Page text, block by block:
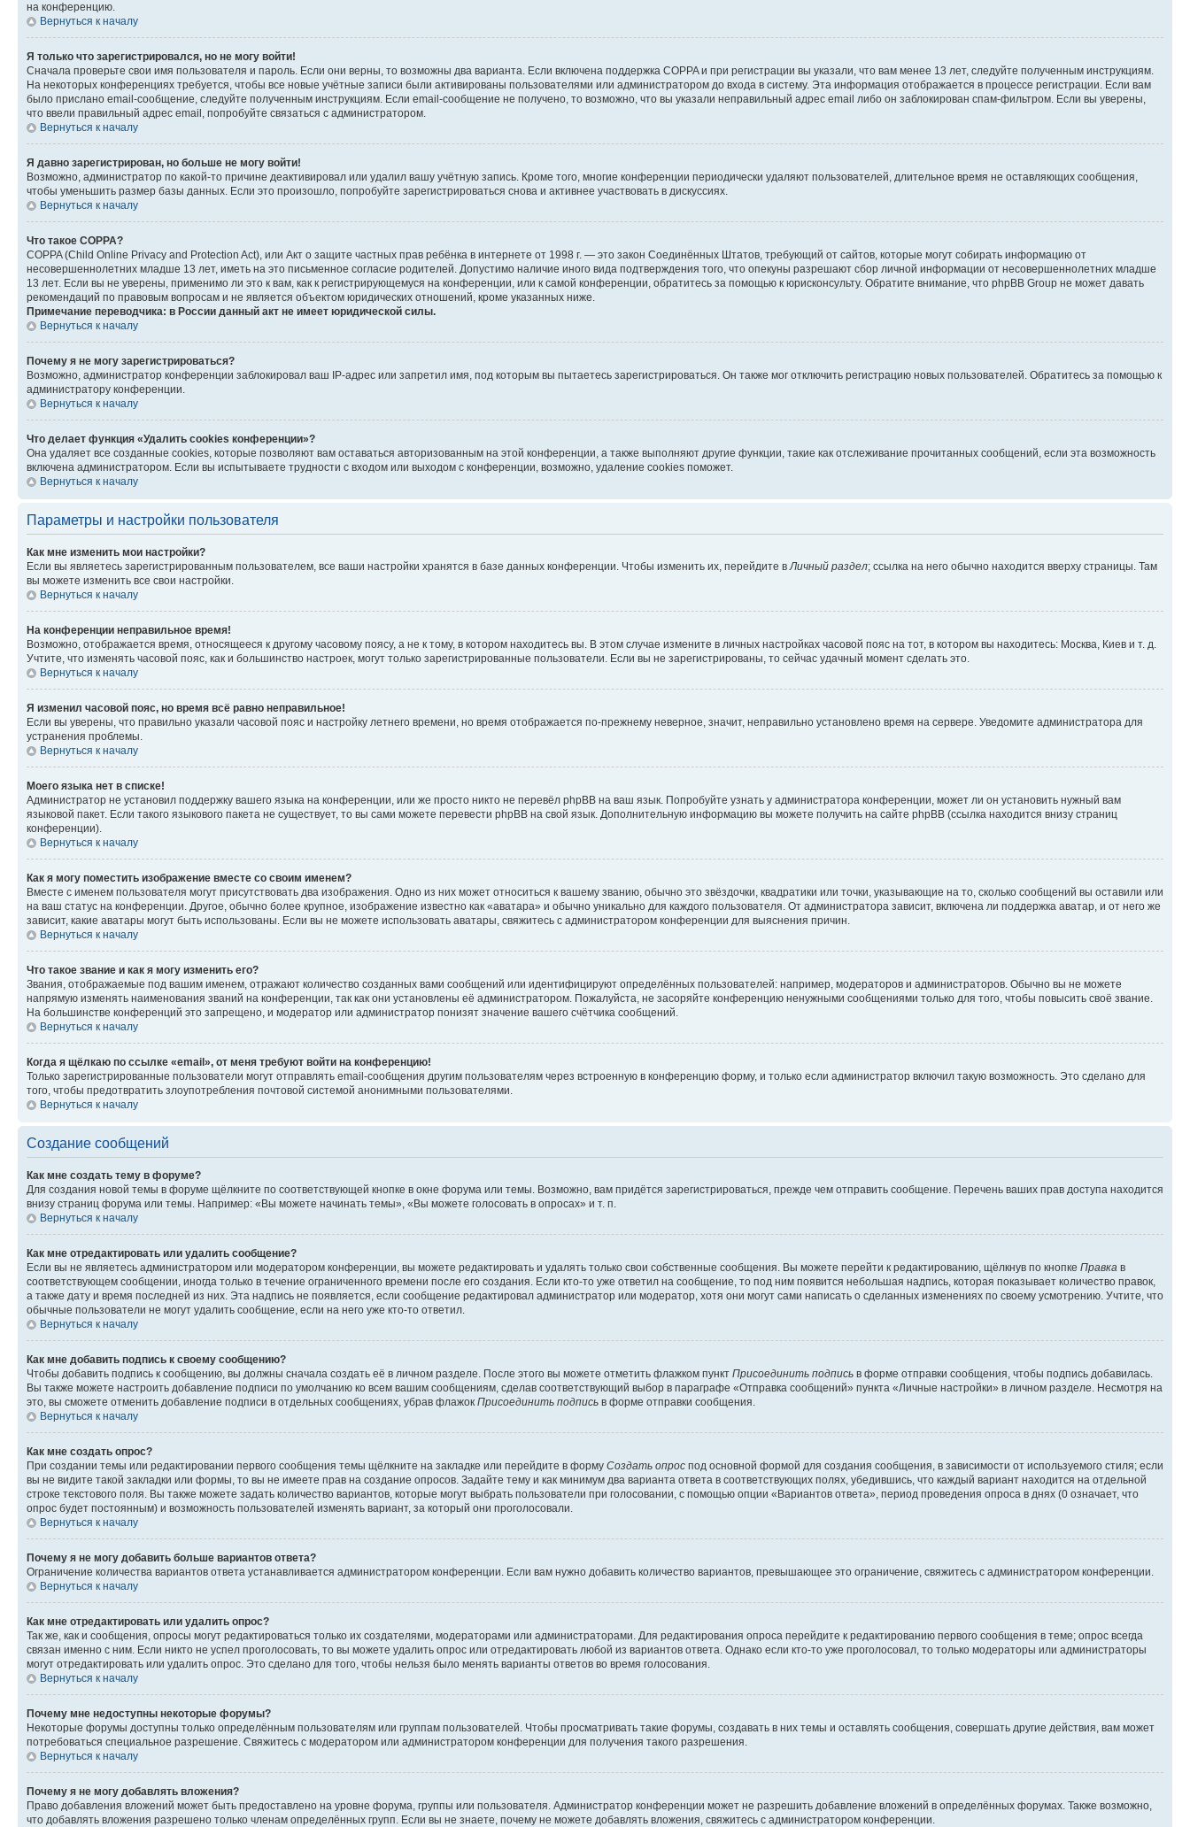
на конференцию.
Вернуться к началу
Я только что зарегистрировался, но не могу войти!
Сначала проверьте свои имя пользователя и пароль. Если они верны, то возможны два варианта. Если включена поддержка COPPA и при регистрации вы указали, что вам менее 13 лет, следуйте полученным инструкциям.
На некоторых конференциях требуется, чтобы все новые учётные записи были активированы пользователями или администратором до входа в систему. Эта информация отображается в процессе регистрации. Если вам
было прислано email-сообщение, следуйте полученным инструкциям. Если email-сообщение не получено, то возможно, что вы указали неправильный адрес email либо он заблокирован спам-фильтром. Если вы уверены,
что ввели правильный адрес email, попробуйте связаться с администратором.
Вернуться к началу
Я давно зарегистрирован, но больше не могу войти!
Возможно, администратор по какой-то причине деактивировал или удалил вашу учётную запись. Кроме того, многие конференции периодически удаляют пользователей, длительное время не оставляющих сообщения,
чтобы уменьшить размер базы данных. Если это произошло, попробуйте зарегистрироваться снова и активнее участвовать в дискуссиях.
Вернуться к началу
Что такое COPPA?
COPPA (Child Online Privacy and Protection Act), или Акт о защите частных прав ребёнка в интернете от 1998 г. — это закон Соединённых Штатов, требующий от сайтов, которые могут собирать информацию от
несовершеннолетних младше 13 лет, иметь на это письменное согласие родителей. Допустимо наличие иного вида подтверждения того, что опекуны разрешают сбор личной информации от несовершеннолетних младше
13 лет. Если вы не уверены, применимо ли это к вам, как к регистрирующемуся на конференции, или к самой конференции, обратитесь за помощью к юрисконсульту. Обратите внимание, что phpBB Group не может давать
рекомендаций по правовым вопросам и не является объектом юридических отношений, кроме указанных ниже.
Примечание переводчика: в России данный акт не имеет юридической силы.
Вернуться к началу
Почему я не могу зарегистрироваться?
Возможно, администратор конференции заблокировал ваш IP-адрес или запретил имя, под которым вы пытаетесь зарегистрироваться. Он также мог отключить регистрацию новых пользователей. Обратитесь за помощью к
администратору конференции.
Вернуться к началу
Что делает функция «Удалить cookies конференции»?
Она удаляет все созданные cookies, которые позволяют вам оставаться авторизованным на этой конференции, а также выполняют другие функции, такие как отслеживание прочитанных сообщений, если эта возможность
включена администратором. Если вы испытываете трудности с входом или выходом с конференции, возможно, удаление cookies поможет.
Вернуться к началу
Параметры и настройки пользователя
Как мне изменить мои настройки?
Если вы являетесь зарегистрированным пользователем, все ваши настройки хранятся в базе данных конференции. Чтобы изменить их, перейдите вЛичный раздел; ссылка на него обычно находится вверху страницы. Там
вы можете изменить все свои настройки.
Вернуться к началу
На конференции неправильное время!
Возможно, отображается время, относящееся к другому часовому поясу, а не к тому, в котором находитесь вы. В этом случае измените в личных настройках часовой пояс на тот, в котором вы находитесь: Москва, Киев и т. д.
Учтите, что изменять часовой пояс, как и большинство настроек, могут только зарегистрированные пользователи. Если вы не зарегистрированы, то сейчас удачный момент сделать это.
Вернуться к началу
Я изменил часовой пояс, но время всё равно неправильное!
Если вы уверены, что правильно указали часовой пояс и настройку летнего времени, но время отображается по-прежнему неверное, значит, неправильно установлено время на сервере. Уведомите администратора для
устранения проблемы.
Вернуться к началу
Моего языка нет в списке!
Администратор не установил поддержку вашего языка на конференции, или же просто никто не перевёл phpBB на ваш язык. Попробуйте узнать у администратора конференции, может ли он установить нужный вам
языковой пакет. Если такого языкового пакета не существует, то вы сами можете перевести phpBB на свой язык. Дополнительную информацию вы можете получить на сайте phpBB (ссылка находится внизу страниц
конференции).
Вернуться к началу
Как я могу поместить изображение вместе со своим именем?
Вместе с именем пользователя могут присутствовать два изображения. Одно из них может относиться к вашему званию, обычно это звёздочки, квадратики или точки, указывающие на то, сколько сообщений вы оставили или
на ваш статус на конференции. Другое, обычно более крупное, изображение известно как «аватара» и обычно уникально для каждого пользователя. От администратора зависит, включена ли поддержка аватар, и от него же
зависит, какие аватары могут быть использованы. Если вы не можете использовать аватары, свяжитесь с администратором конференции для выяснения причин.
Вернуться к началу
Что такое звание и как я могу изменить его?
Звания, отображаемые под вашим именем, отражают количество созданных вами сообщений или идентифицируют определённых пользователей: например, модераторов и администраторов. Обычно вы не можете
напрямую изменять наименования званий на конференции, так как они установлены её администратором. Пожалуйста, не засоряйте конференцию ненужными сообщениями только для того, чтобы повысить своё звание.
На большинстве конференций это запрещено, и модератор или администратор понизят значение вашего счётчика сообщений.
Вернуться к началу
Когда я щёлкаю по ссылке «email», от меня требуют войти на конференцию!
Только зарегистрированные пользователи могут отправлять email-сообщения другим пользователям через встроенную в конференцию форму, и только если администратор включил такую возможность. Это сделано для
того, чтобы предотвратить злоупотребления почтовой системой анонимными пользователями.
Вернуться к началу
Создание сообщений
Как мне создать тему в форуме?
Для создания новой темы в форуме щёлкните по соответствующей кнопке в окне форума или темы. Возможно, вам придётся зарегистрироваться, прежде чем отправить сообщение. Перечень ваших прав доступа находится
внизу страниц форума или темы. Например: «Вы можете начинать темы», «Вы можете голосовать в опросах» и т. п.
Вернуться к началу
Как мне отредактировать или удалить сообщение?
Если вы не являетесь администратором или модератором конференции, вы можете редактировать и удалять только свои собственные сообщения. Вы можете перейти к редактированию, щёлкнув по кнопке Правка в
соответствующем сообщении, иногда только в течение ограниченного времени после его создания. Если кто-то уже ответил на сообщение, то под ним появится небольшая надпись, которая показывает количество правок,
а также дату и время последней из них. Эта надпись не появляется, если сообщение редактировал администратор или модератор, хотя они могут сами написать о сделанных изменениях по своему усмотрению. Учтите, что
обычные пользователи не могут удалить сообщение, если на него уже кто-то ответил.
Вернуться к началу
Как мне добавить подпись к своему сообщению?
Чтобы добавить подпись к сообщению, вы должны сначала создать её в личном разделе. После этого вы можете отметить флажком пункт Присоединить подпись в форме отправки сообщения, чтобы подпись добавилась.
Вы также можете настроить добавление подписи по умолчанию ко всем вашим сообщениям, сделав соответствующий выбор в параграфе «Отправка сообщений» пункта «Личные настройки» в личном разделе. Несмотря на
это, вы сможете отменить добавление подписи в отдельных сообщениях, убрав флажок Присоединить подпись в форме отправки сообщения.
Вернуться к началу
Как мне создать опрос?
При создании темы или редактировании первого сообщения темы щёлкните на закладке или перейдите в форму Создать опрос под основной формой для создания сообщения, в зависимости от используемого стиля; если
вы не видите такой закладки или формы, то вы не имеете прав на создание опросов. Задайте тему и как минимум два варианта ответа в соответствующих полях, убедившись, что каждый вариант находится на отдельной
строке текстового поля. Вы также можете задать количество вариантов, которые могут выбрать пользователи при голосовании, с помощью опции «Вариантов ответа», период проведения опроса в днях (0 означает, что
опрос будет постоянным) и возможность пользователей изменять вариант, за который они проголосовали.
Вернуться к началу
Почему я не могу добавить больше вариантов ответа?
Ограничение количества вариантов ответа устанавливается администратором конференции. Если вам нужно добавить количество вариантов, превышающее это ограничение, свяжитесь с администратором конференции.
Вернуться к началу
Как мне отредактировать или удалить опрос?
Так же, как и сообщения, опросы могут редактироваться только их создателями, модераторами или администраторами. Для редактирования опроса перейдите к редактированию первого сообщения в теме; опрос всегда
связан именно с ним. Если никто не успел проголосовать, то вы можете удалить опрос или отредактировать любой из вариантов ответа. Однако если кто-то уже проголосовал, то только модераторы или администраторы
могут отредактировать или удалить опрос. Это сделано для того, чтобы нельзя было менять варианты ответов во время голосования.
Вернуться к началу
Почему мне недоступны некоторые форумы?
Некоторые форумы доступны только определённым пользователям или группам пользователей. Чтобы просматривать такие форумы, создавать в них темы и оставлять сообщения, совершать другие действия, вам может
потребоваться специальное разрешение. Свяжитесь с модератором или администратором конференции для получения такого разрешения.
Вернуться к началу
Почему я не могу добавлять вложения?
Право добавления вложений может быть предоставлено на уровне форума, группы или пользователя. Администратор конференции может не разрешить добавление вложений в определённых форумах. Также возможно,
что добавлять вложения разрешено только членам определённых групп. Если вы не знаете, почему не можете добавлять вложения, свяжитесь с администратором конференции.